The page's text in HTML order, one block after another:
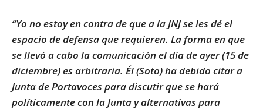
“Yo no estoy en contra de que a la JNJ se les dé el
espacio de defensa que requieren. La forma en que
se llevó a cabo la comunicación el día de ayer (15 de
diciembre) es arbitraria. Él (Soto) ha debido citar a
Junta de Portavoces para discutir que se hará
políticamente con la Junta y alternativas para